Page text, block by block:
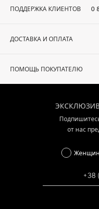
ПОДДЕРЖКА КЛИЕНТОВ 0
ДОСТАВКА И ОПЛАТА
ПОМОЩЬ ПОКУПАТЕЛЮ
от нас